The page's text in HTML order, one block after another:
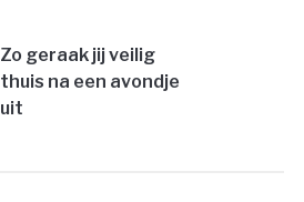
Zo geraak jij veilig
thuis na een avondje
uit